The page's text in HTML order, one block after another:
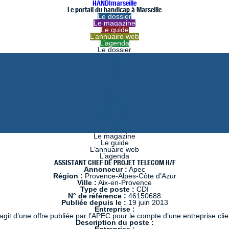
HANDImarseille
Le portail du handicap à Marseille
Le dossier
Le magazine
Le guide
L’annuaire web
L’agenda
Le dossier
Le magazine
Le guide
L’annuaire web
L’agenda
ASSISTANT CHEF DE PROJET TELECOM H/F
Annonceur : Apec
Région : Provence-Alpes-Côte d’Azur
Ville : Aix-en-Provence
Type de poste : CDI
N° de référence : 46150688
Publiée depuis le : 19 juin 2013
Entreprise :
d’une offre publiée par l’APEC pour le compte d’une entreprise
Description du poste :